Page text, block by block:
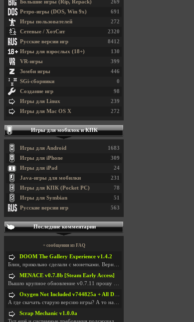
269
Большие игры (Rip, Repack)
691
Ретро-игры (DOS, Win 9x)
272
Игры пользователей
2320
Сетевые / ХотСит
8412
Русские версии игр
130
Игры для взрослых (18+)
399
VR-игры
446
Зомби игры
0
SGi-сборники
98
Создание игр
239
Игры для Linux
272
Игры для Mac OS X
Игры для мобилок и КПК
1683
Игры для Android
309
Игры для iPhone
24
Игры для iPad
231
Java-игры для мобилки
78
Игры для КПК (Pocket PC)
51
Игры для Symbian
563
Русские версии игр
Последние комментарии
+ сообщения из FAQ
DOOM The Gallery Experience v1.4.2
Блин, прикольно сделали с монетками. Вернулся в св
MENACE v0.7.8b [Steam Early Access]
Вышло крупное обновление v0.7.11 прошу обновить
Oxygen Not Included v744825a + All DLC
А где скачать старую версию игры? А то на новой но
Scrap Mechanic v1.0.0a